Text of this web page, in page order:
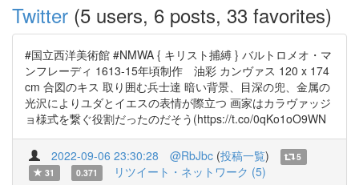
Twitter (5 users, 6 posts, 33 favorites)
#国立西洋美術館 #NMWA { キリスト捕縛 } バルトロメオ・マ
ンフレーディ 1613-15年頃制作 油彩 カンヴァス 120 x 174
cm 合図のキス 取り囲む兵士達 暗い背景、目深の兜、金属の
光沢によりユダとイエスの表情が際立つ 画家はカラヴァッジ
ョ様式を繋ぐ役割だったのだそう(https://t.co/0qKo1oO9WN
2022-09-06 23:30:28 @RbJbc (投稿一覧)
5
31
0.371 リツイート・ネットワーク (5)